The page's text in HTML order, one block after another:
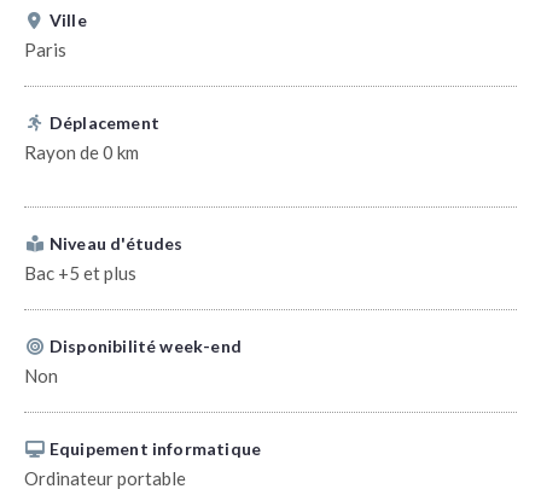
Ville
Paris
Déplacement
Rayon de 0 km
Niveau d'études
Bac +5 et plus
Disponibilité week-end
Non
Equipement informatique
Ordinateur portable